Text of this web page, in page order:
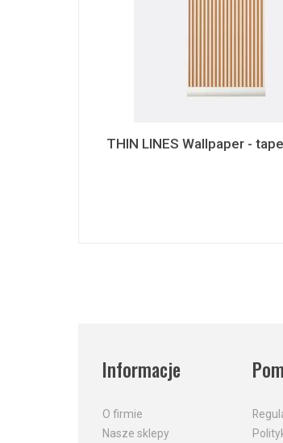
THIN LINES Wallpaper -
Informacje
O firmie
Nasze sklepy